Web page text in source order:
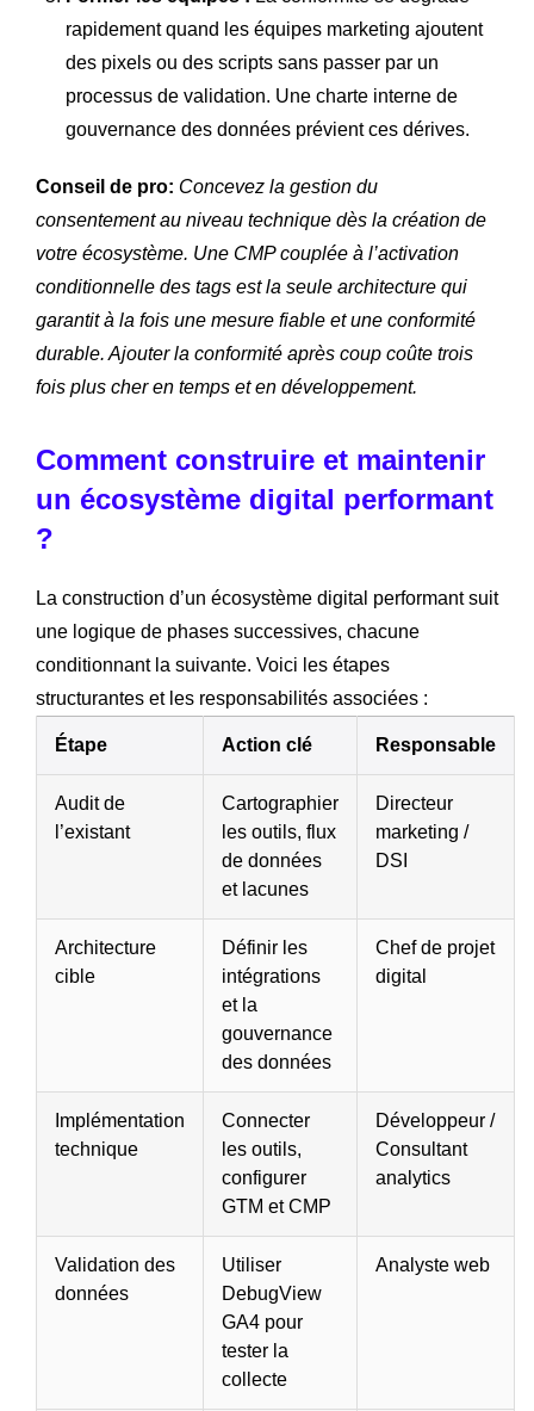
rapidement quand les équipes marketing ajoutent
des pixels ou des scripts sans passer par un
processus de validation. Une charte interne de
gouvernance des données prévient ces dérives.
Conseil de pro: Concevez la gestion du
consentement au niveau technique dès la création de
votre écosystème. Une CMP couplée à l’activation
conditionnelle des tags est la seule architecture qui
garantit à la fois une mesure fiable et une conformité
durable. Ajouter la conformité après coup coûte trois
fois plus cher en temps et en développement.
Comment construire et maintenir
un écosystème digital performant
?
La construction d’un écosystème digital performant suit
une logique de phases successives, chacune
conditionnant la suivante. Voici les étapes
structurantes et les responsabilités associées :
Étape Action clé Responsable
Audit de
l’existant
Cartographier
les outils, flux
de données
et lacunes
Directeur
marketing /
DSI
Architecture
cible
Définir les
intégrations
et la
gouvernance
des données
Chef de projet
digital
Implémentation
technique
Connecter
les outils,
configurer
GTM et CMP
Développeur /
Consultant
analytics
Validation des
données
Utiliser
DebugView
GA4 pour
tester la
collecte
Analyste web